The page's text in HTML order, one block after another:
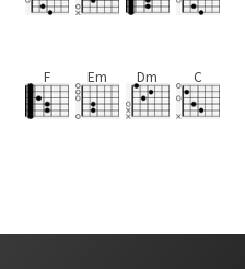
F Em Dm C